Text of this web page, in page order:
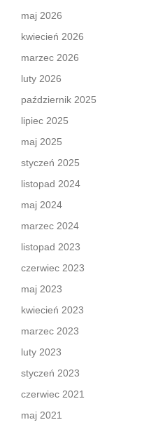
maj 2026
kwiecień 2026
marzec 2026
luty 2026
październik 2025
lipiec 2025
maj 2025
styczeń 2025
listopad 2024
maj 2024
marzec 2024
listopad 2023
czerwiec 2023
maj 2023
kwiecień 2023
marzec 2023
luty 2023
styczeń 2023
czerwiec 2021
maj 2021